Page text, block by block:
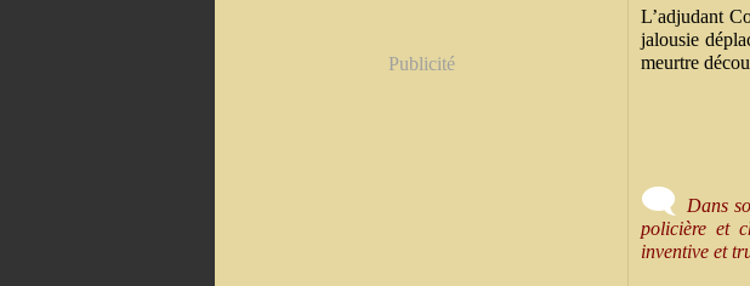
Publicité
L’adjudant
jalousie
meurtre
🗨 Dans
policière et
inventive et